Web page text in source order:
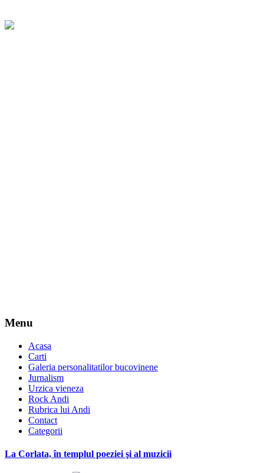
Menu
Acasa
Carti
Galeria personalitatilor bucovinene
Jurnalism
Urzica vieneza
Rock Andi
Rubrica lui Andi
Contact
Categorii
La Corlata, în templul poeziei şi al muzicii